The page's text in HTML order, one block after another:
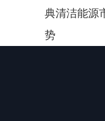
典清洁能源
势